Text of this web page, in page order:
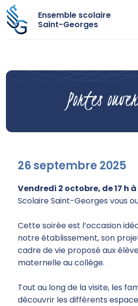
Ensemble scolaire
Saint-Georges
Portes
26 septembre 2025
Vendredi 2 octobre, de 17 h à
Scolaire Saint-Georges vous
Cette soirée est l’occasion
notre établissement, son
cadre de vie proposé aux
maternelle au collège.
Tout au long de la visite, les
découvrir les différents